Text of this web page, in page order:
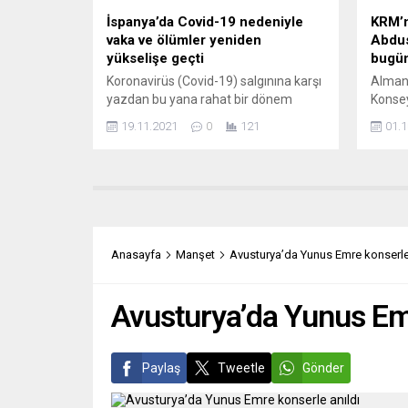
İspanya’da Covid-19 nedeniyle
vaka ve ölümler yeniden
yükselişe geçti
Koronavirüs (Covid-19) salgınına karşı
yazdan bu yana rahat bir dönem
geçiren İspanya’da, yeni vaka ve ölü
sayılarında artış başladı. Ancak
29...
19.11.2021 0 121
dinler
Anasayfa Manşet Avusturya’da Yunus Emre konserle
Avusturya’da Yunus
Paylaş Tweetle Gönder